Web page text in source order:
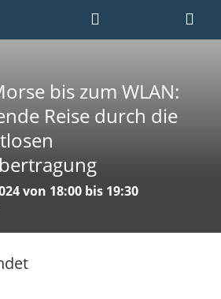
bis zum WLAN:
Reise durch die
von 18:00 bis 19:30